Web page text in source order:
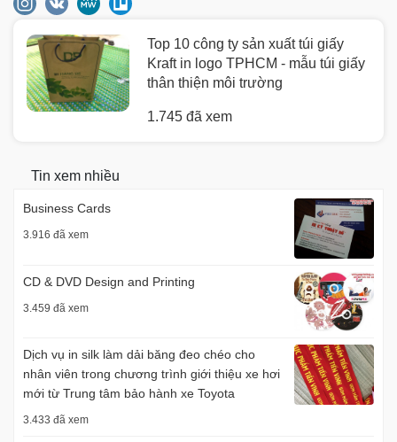
Top 10 công ty sản xuất túi giấy
Kraft in logo TPHCM - mẫu túi giấy
thân thiện môi trường
1.745 đã xem
Tin xem nhiều
Business Cards
3.916 đã xem
CD & DVD Design and Printing
3.459 đã xem
Dịch vụ in silk làm dải băng đeo chéo cho
nhân viên trong chương trình giới thiệu xe hơi
mới từ Trung tâm bảo hành xe Toyota
3.433 đã xem